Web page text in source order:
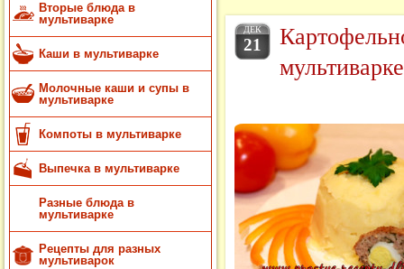
Вторые блюда в
мультиварке
Каши в мультиварке
Молочные каши и супы в
мультиварке
Компоты в мультиварке
Выпечка в мультиварке
Разные блюда в
мультиварке
Рецепты для разных
мультиварок
ДЕК
21
мультиварке